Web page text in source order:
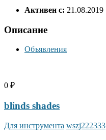
Активен с: 21.08.2019
Описание
Объявления
0 ₽
blinds shades
Для инструмента wszj222333